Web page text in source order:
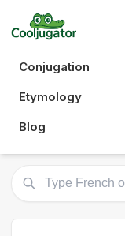
Conjugation
Etymology
Blog